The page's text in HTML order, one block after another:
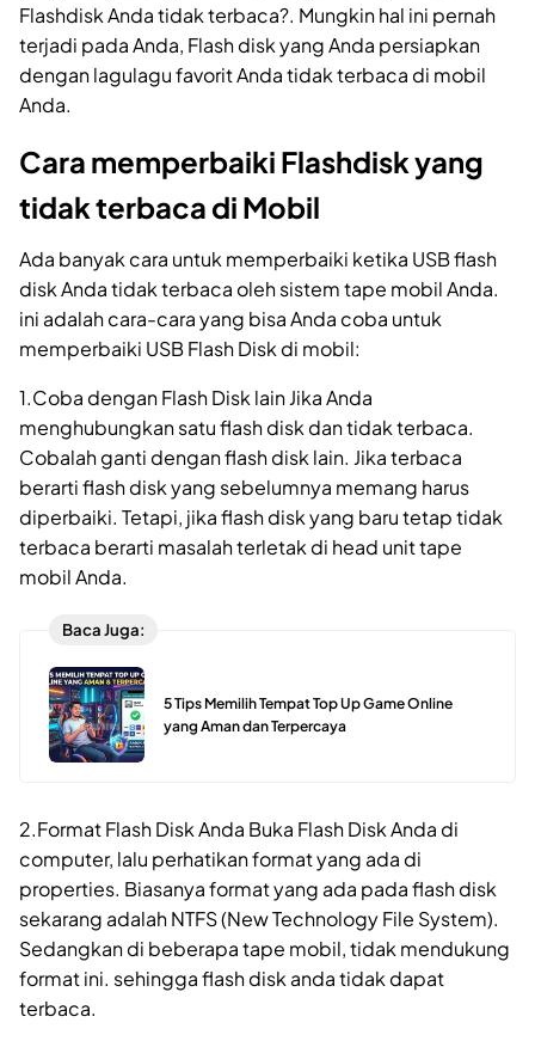
Flashdisk Anda tidak terbaca?. Mungkin hal ini pernah
terjadi pada Anda, Flash disk yang Anda persiapkan
dengan lagulagu favorit Anda tidak terbaca di mobil
Anda.
Cara memperbaiki Flashdisk yang
tidak terbaca di Mobil
Ada banyak cara untuk memperbaiki ketika USB flash
disk Anda tidak terbaca oleh sistem tape mobil Anda.
ini adalah cara-cara yang bisa Anda coba untuk
memperbaiki USB Flash Disk di mobil:
1.Coba dengan Flash Disk lain Jika Anda
menghubungkan satu flash disk dan tidak terbaca.
Cobalah ganti dengan flash disk lain. Jika terbaca
berarti flash disk yang sebelumnya memang harus
diperbaiki. Tetapi, jika flash disk yang baru tetap tidak
terbaca berarti masalah terletak di head unit tape
mobil Anda.
Baca Juga:
5 Tips Memilih Tempat Top Up Game Online
yang Aman dan Terpercaya
2.Format Flash Disk Anda Buka Flash Disk Anda di
computer, lalu perhatikan format yang ada di
properties. Biasanya format yang ada pada flash disk
sekarang adalah NTFS (New Technology File System).
Sedangkan di beberapa tape mobil, tidak mendukung
format ini. sehingga flash disk anda tidak dapat
terbaca.